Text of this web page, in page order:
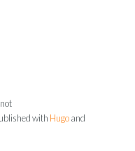
with Hugo and